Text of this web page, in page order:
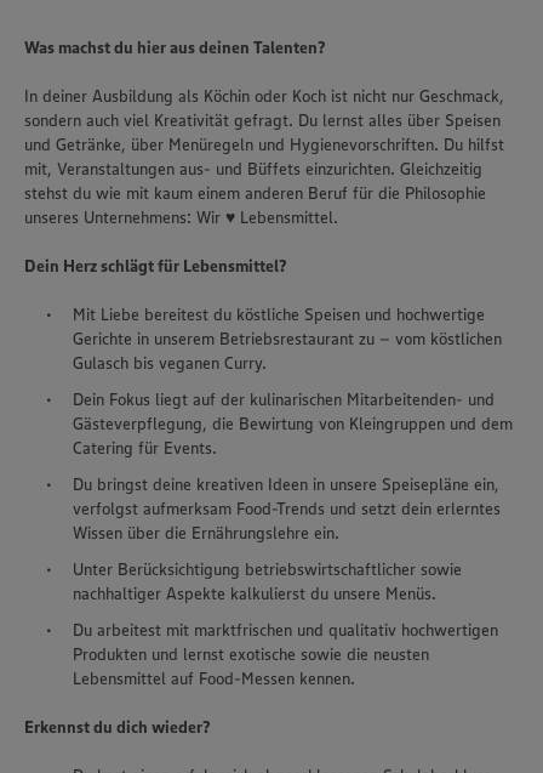
Was machst du hier aus deinen Talenten?
In deiner Ausbildung als Köchin oder Koch ist nicht nur Geschmack,
sondern auch viel Kreativität gefragt. Du lernst alles über Speisen
und Getränke, über Menüregeln und Hygienevorschriften. Du hilfst
mit, Veranstaltungen aus- und Büffets einzurichten. Gleichzeitig
stehst du wie mit kaum einem anderen Beruf für die Philosophie
unseres Unternehmens: Wir ♥ Lebensmittel.
Dein Herz schlägt für Lebensmittel?
Mit Liebe bereitest du köstliche Speisen und hochwertige
Gerichte in unserem Betriebsrestaurant zu – vom köstlichen
Gulasch bis veganen Curry.
Dein Fokus liegt auf der kulinarischen Mitarbeitenden- und
Gästeverpflegung, die Bewirtung von Kleingruppen und dem
Catering für Events.
Du bringst deine kreativen Ideen in unsere Speisepläne ein,
verfolgst aufmerksam Food-Trends und setzt dein erlerntes
Wissen über die Ernährungslehre ein.
Unter Berücksichtigung betriebswirtschaftlicher sowie
nachhaltiger Aspekte kalkulierst du unsere Menüs.
Du arbeitest mit marktfrischen und qualitativ hochwertigen
Produkten und lernst exotische sowie die neusten
Lebensmittel auf Food-Messen kennen.
Erkennst du dich wieder?